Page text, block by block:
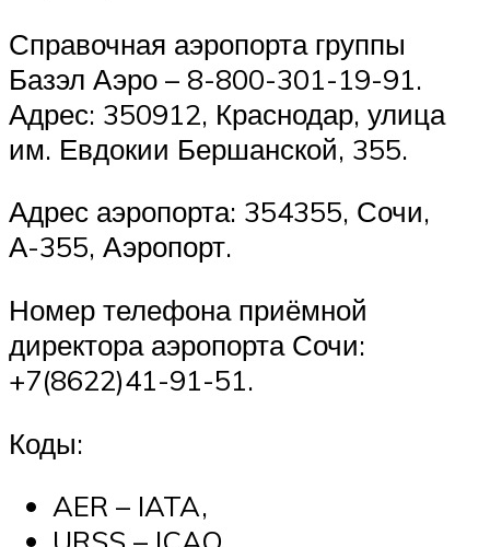
Справочная аэропорта группы
Базэл Аэро – 8-800-301-19-91.
Адрес: 350912, Краснодар, улица
им. Евдокии Бершанской, 355.
Адрес аэропорта: 354355, Сочи,
А-355, Аэропорт.
Номер телефона приёмной
директора аэропорта Сочи:
+7(8622)41-91-51.
Коды:
AER – IATA,